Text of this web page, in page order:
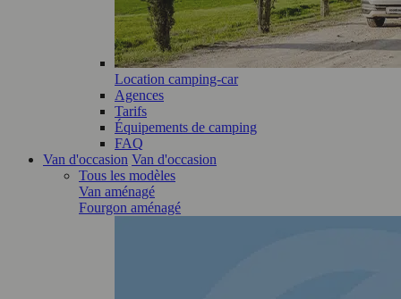
Location camping-car
Agences
Tarifs
Équipements de camping
FAQ
Van d'occasion Van d'occasion
Tous les modèles
Van aménagé
Fourgon aménagé